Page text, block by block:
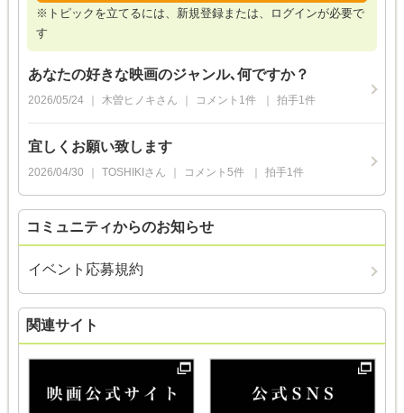
※トピックを立てるには、新規登録または、ログインが必要で
す
あなたの好きな映画のジャンル､何ですか？
2026/05/24 木曽ヒノキさん コメント 1件 拍手1件
宜しくお願い致します
2026/04/30 TOSHIKI さん コメント 5件 拍手1件
コミュニティからのお知らせ
イベント応募規約
関連サイト